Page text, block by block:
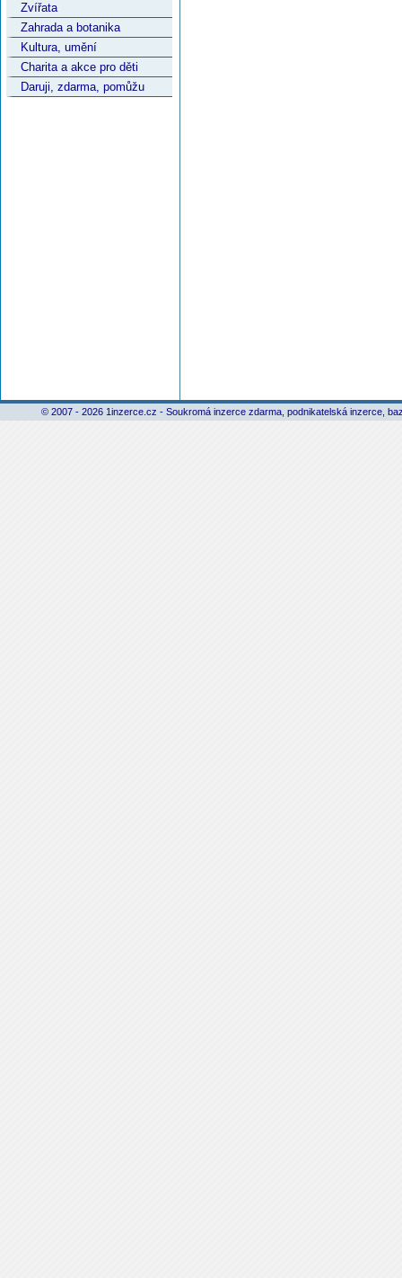
Zvířata
Zahrada a botanika
Kultura, umění
Charita a akce pro děti
Daruji, zdarma, pomůžu
© 2007 - 2026 1inzerce.cz - Soukromá inzerce zdarma, podnikatelská inzerce,